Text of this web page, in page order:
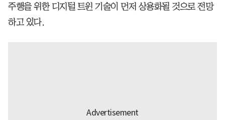
주행을 위한 디지털 트윈 기술이 먼저 상용화될 것으로 전망
하고 있다.